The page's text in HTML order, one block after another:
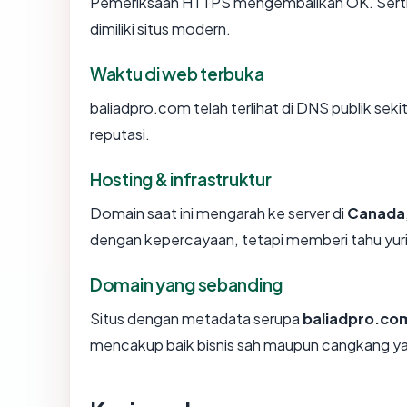
dimiliki situs modern.
Waktu di web terbuka
baliadpro.com telah terlihat di DNS publik
reputasi.
Hosting & infrastruktur
Domain saat ini mengarah ke server di Canada
dengan kepercayaan, tetapi memberi tahu
Domain yang sebanding
Situs dengan metadata serupa
mencakup baik bisnis sah maupun cangkang